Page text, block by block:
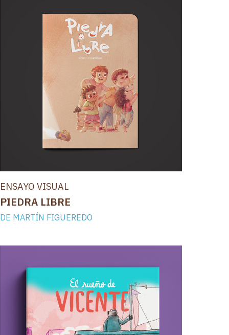
ENSAYO VISUAL
PIEDRA LIBRE
DE MARTÍN FIGUEREDO